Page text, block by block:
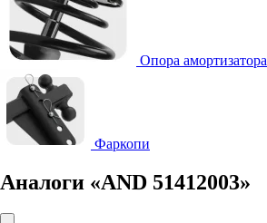
Опора амортизатора
Фаркопи
Аналоги «AND 51412003»